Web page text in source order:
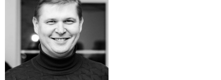
Авторська колонка
Події
Свята
Акції